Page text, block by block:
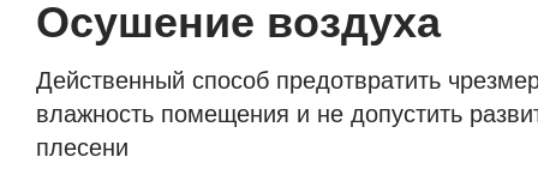
Осушение воздуха
Действенный способ предотвратить
влажность помещения и не допустить
плесени